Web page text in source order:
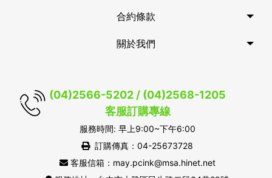
合約條款
關於我們
(04)2566-5202 / (04)2568-1205
客服訂購專線
服務時間: 早上9:00~下午6:00
訂購傳真：04-25673728
客服信箱：may.pcink@msa.hinet.net